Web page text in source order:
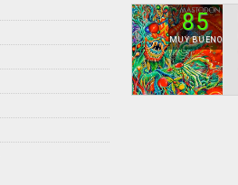
85
MUY BUENO